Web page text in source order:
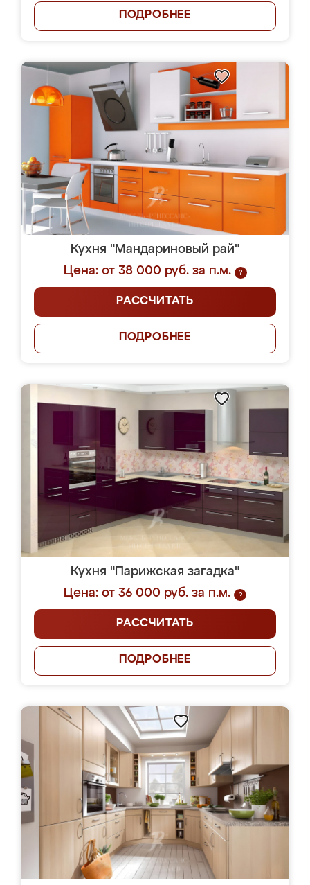
ПОДРОБНЕЕ
Кухня "Мандариновый рай"
Цена: от 38 000 руб. за п.м.
?
РАССЧИТАТЬ
ПОДРОБНЕЕ
Кухня "Парижская загадка"
Цена: от 36 000 руб. за п.м.
?
РАССЧИТАТЬ
ПОДРОБНЕЕ